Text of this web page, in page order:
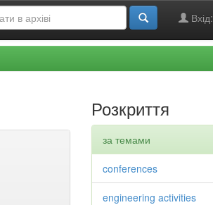
Вхід:
Розкриття
за темами
conferences
engineering activities